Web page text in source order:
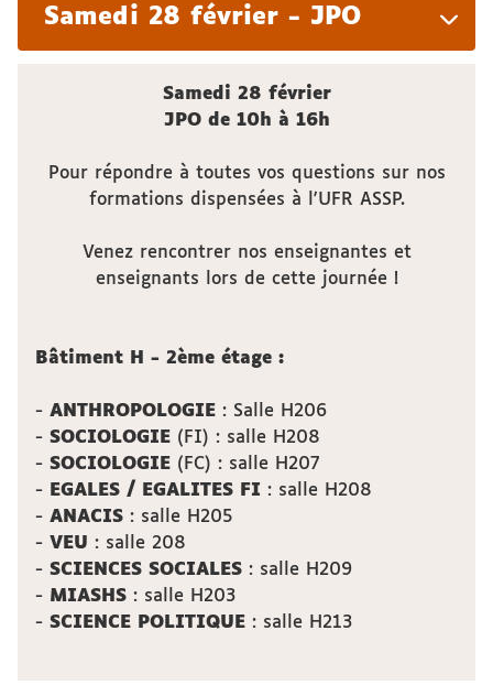
Samedi 28 février - JPO
Samedi 28 février
JPO de 10h à 16h
Pour répondre à toutes vos questions sur nos
formations dispensées à l'UFR ASSP.
Venez rencontrer nos enseignantes et
enseignants lors de cette journée !
Bâtiment H - 2ème étage :
- ANTHROPOLOGIE : Salle H206
- SOCIOLOGIE (FI) : salle H208
- SOCIOLOGIE (FC) : salle H207
- EGALES / EGALITES FI : salle H208
- ANACIS : salle H205
- VEU : salle 208
- SCIENCES SOCIALES : salle H209
- MIASHS : salle H203
- SCIENCE POLITIQUE : salle H213